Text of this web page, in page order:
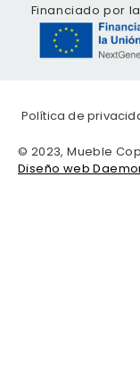
Financiado por
© 2023, Mueble
Diseño web
Política de